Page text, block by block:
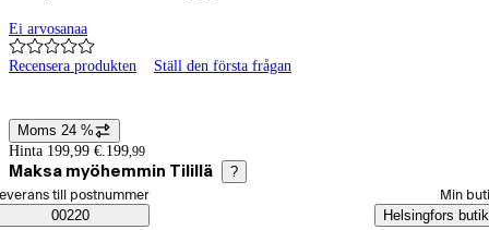
Ei arvosanaa
Recensera produkten Ställ den första frågan
Prisinformation
Moms 24 %
Hinta 199,99 €. 199,99
Maksa myöhemmin Tilillä ?
Saatavuustiedot
beställningssätt
till postnummer
00220
Min
Helsingfors butik